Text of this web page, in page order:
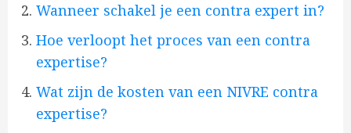
Wanneer schakel je een contra expert in?
Hoe verloopt het proces van een contra
expertise?
Wat zijn de kosten van een NIVRE contra
expertise?